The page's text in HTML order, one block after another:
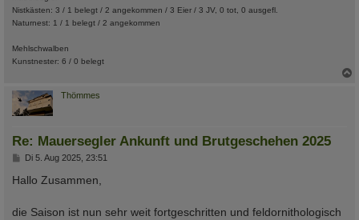
Nistkästen: 3 / 1 belegt / 2 angekommen / 3 Eier / 3 JV, 0 tot, 0 ausgefl.
Naturnest: 1 / 1 belegt / 2 angekommen
Mehlschwalben
Kunstnester: 6 / 0 belegt
Thömmes
Re: Mauersegler Ankunft und Brutgeschehen 2025
B
i
a
Di 5. Aug 2025, 23:51
Hallo Zusammen,
die Saison ist nun sehr weit fortgeschritten und feldornithologisch